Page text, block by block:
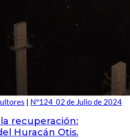
| Nº124_02 de Julio de 2024
recuperación:
Huracán Otis.